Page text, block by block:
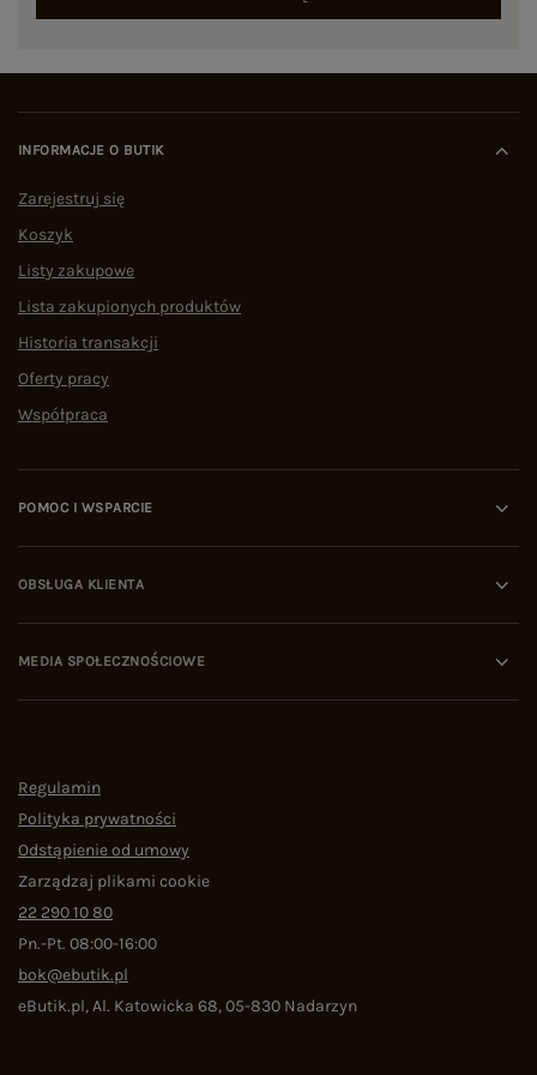
INFORMACJE O BUTIK
Zarejestruj się
Koszyk
Listy zakupowe
Lista zakupionych produktów
Historia transakcji
Oferty pracy
Współpraca
POMOC I WSPARCIE
OBSŁUGA KLIENTA
MEDIA SPOŁECZNOŚCIOWE
Regulamin
Polityka prywatności
Odstąpienie od umowy
Zarządzaj plikami cookie
22 290 10 80
Pn.-Pt. 08:00-16:00
bok@ebutik.pl
eButik.pl,Al. Katowicka 68,05-830 Nadarzyn